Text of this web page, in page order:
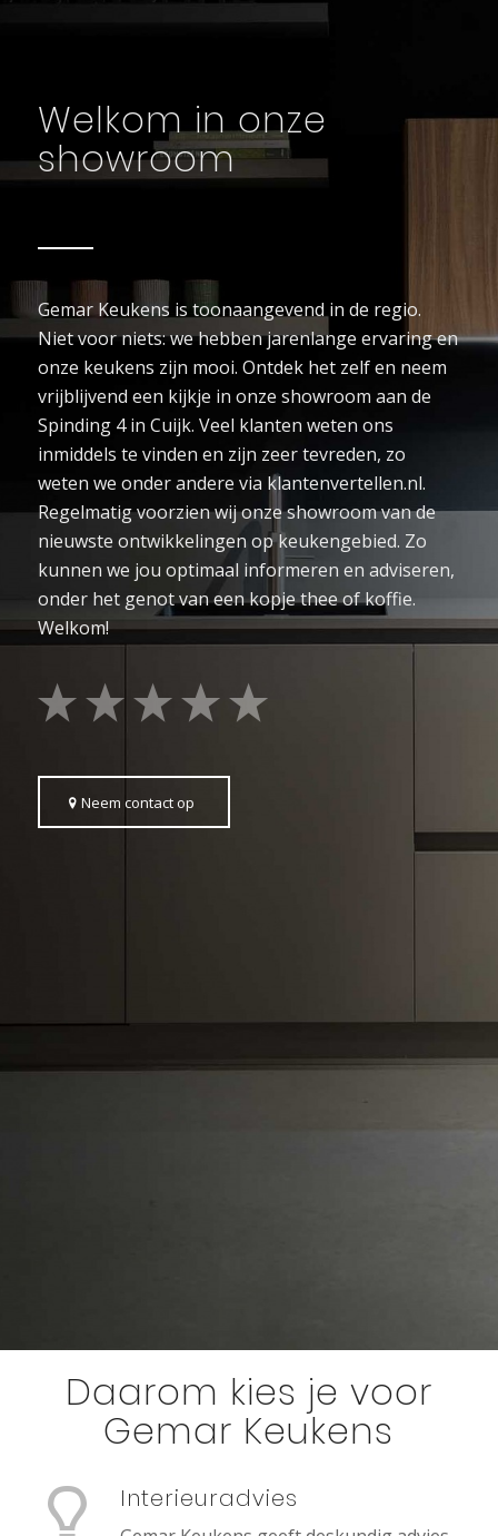
Welkom in onze
showroom
Gemar Keukens is toonaangevend in de regio.
Niet voor niets: we hebben jarenlange ervaring en
onze keukens zijn mooi. Ontdek het zelf en neem
vrijblijvend een kijkje in onze showroom aan de
Spinding 4 in Cuijk. Veel klanten weten ons
inmiddels te vinden en zijn zeer tevreden, zo
weten we onder andere via klantenvertellen.nl.
Regelmatig voorzien wij onze showroom van de
nieuwste ontwikkelingen op keukengebied. Zo
kunnen we jou optimaal informeren en adviseren,
onder het genot van een kopje thee of koffie.
Welkom!
Neem contact op
Daarom kies je voor
Gemar Keukens
Interieuradvies